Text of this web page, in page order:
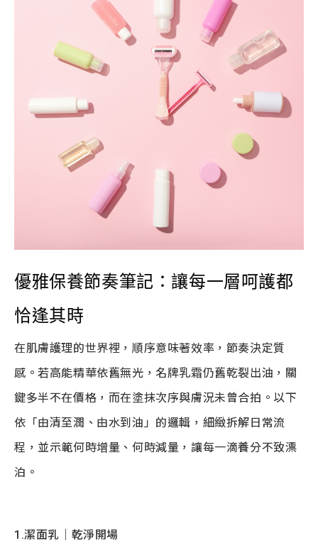
優雅保養節奏筆記：讓每一層呵護都
恰逢其時
在肌膚護理的世界裡，順序意味著效率，節奏決定質
感。若高能精華依舊無光，名牌乳霜仍舊乾裂出油，關
鍵多半不在價格，而在塗抹次序與膚況未曾合拍。以下
依「由清至潤、由水到油」的邏輯，細緻拆解日常流
程，並示範何時增量、何時減量，讓每一滴養分不致漂
泊。
1.潔面乳｜乾淨開場